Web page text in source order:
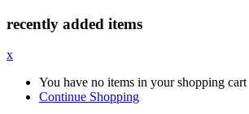
recently added items
x
You have no items in your shopping cart
Continue Shopping